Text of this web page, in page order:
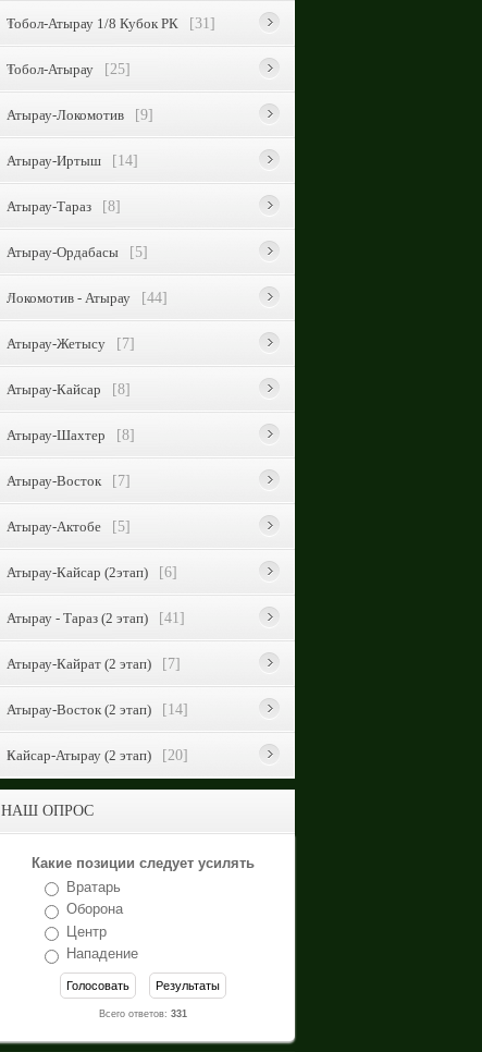
Тобол-Атырау 1/8 Кубок РК [31]
Тобол-Атырау [25]
Атырау-Локомотив [9]
Атырау-Иртыш [14]
Атырау-Тараз [8]
Атырау-Ордабасы [5]
Локомотив - Атырау [44]
Атырау-Жетысу [7]
Атырау-Кайсар [8]
Атырау-Шахтер [8]
Атырау-Восток [7]
Атырау-Актобе [5]
Атырау-Кайсар (2этап) [6]
Атырау - Тараз (2 этап) [41]
Атырау-Кайрат (2 этап) [7]
Атырау-Восток (2 этап) [14]
Кайсар-Атырау (2 этап) [20]
НАШ ОПРОС
Какие позиции следует усилять
Вратарь
Оборона
Центр
Нападение
Всего ответов: 331